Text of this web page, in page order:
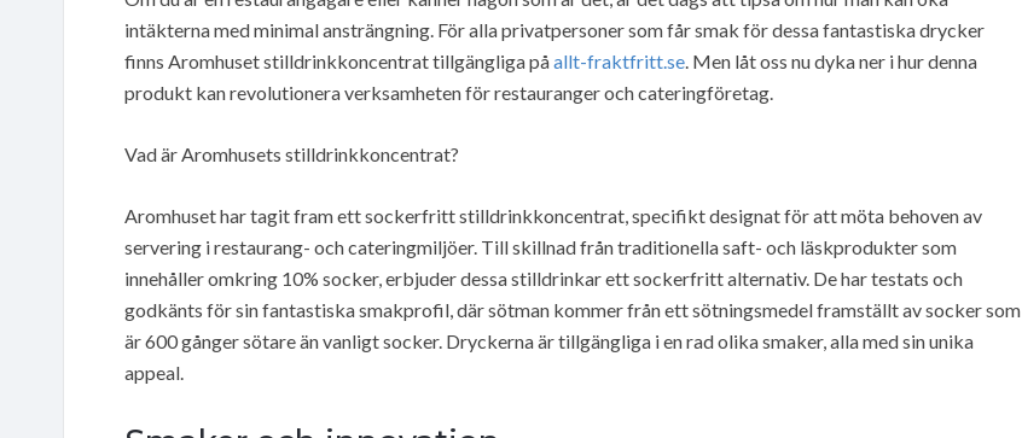
intäkterna med minimal ansträngning. För alla privatpersoner som får smak för dessa fantastiska drycker
finns Aromhuset stilldrinkkoncentrat tillgängliga påallt-fraktfritt.se. Men låt oss nu dyka ner i hur denna
produkt kan revolutionera verksamheten för restauranger och cateringföretag.
Vad är Aromhusets stilldrinkkoncentrat?
Aromhuset har tagit fram ett sockerfritt stilldrinkkoncentrat, specifikt designat för att möta behoven av
servering i restaurang- och cateringmiljöer. Till skillnad från traditionella saft- och läskprodukter som
innehåller omkring 10% socker, erbjuder dessa stilldrinkar ett sockerfritt alternativ. De har testats och
godkänts för sin fantastiska smakprofil, där sötman kommer från ett sötningsmedel framställt av socker som
är 600 gånger sötare än vanligt socker. Dryckerna är tillgängliga i en rad olika smaker, alla med sin unika
appeal.